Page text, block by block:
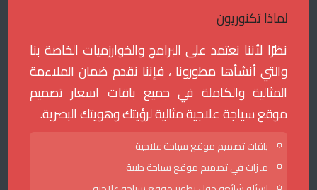
لماذا تكنوريون
نظرًا لأننا نعتمد على البرامج والخوارزميات الخاصة بنا
والتي أنشأها مطورونا ، فإننا نقدم ضمان الملاءمة
المثالية والكاملة في جميع باقات اسعار تصميم
موقع سياجة علاجية مثالية لرؤيتك وهويتك البصرية.
باقات تصميم موقع سياحة علاجية
ميزات في تصميم موقع سياحة طبية